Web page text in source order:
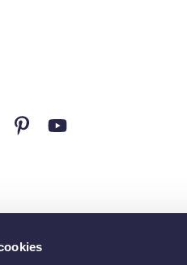
Instagram
ons op TikTok
Volg ons op Pinterest
Volg ons op YouTube